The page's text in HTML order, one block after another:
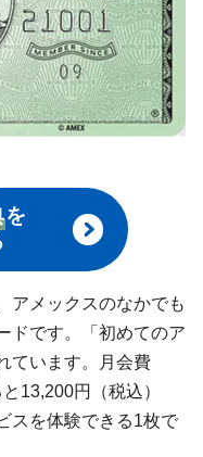
を
アメックスのなかでも
ドです。「初めてのア
ています。月会費
13,200円（税込）
スを体験できる1枚で